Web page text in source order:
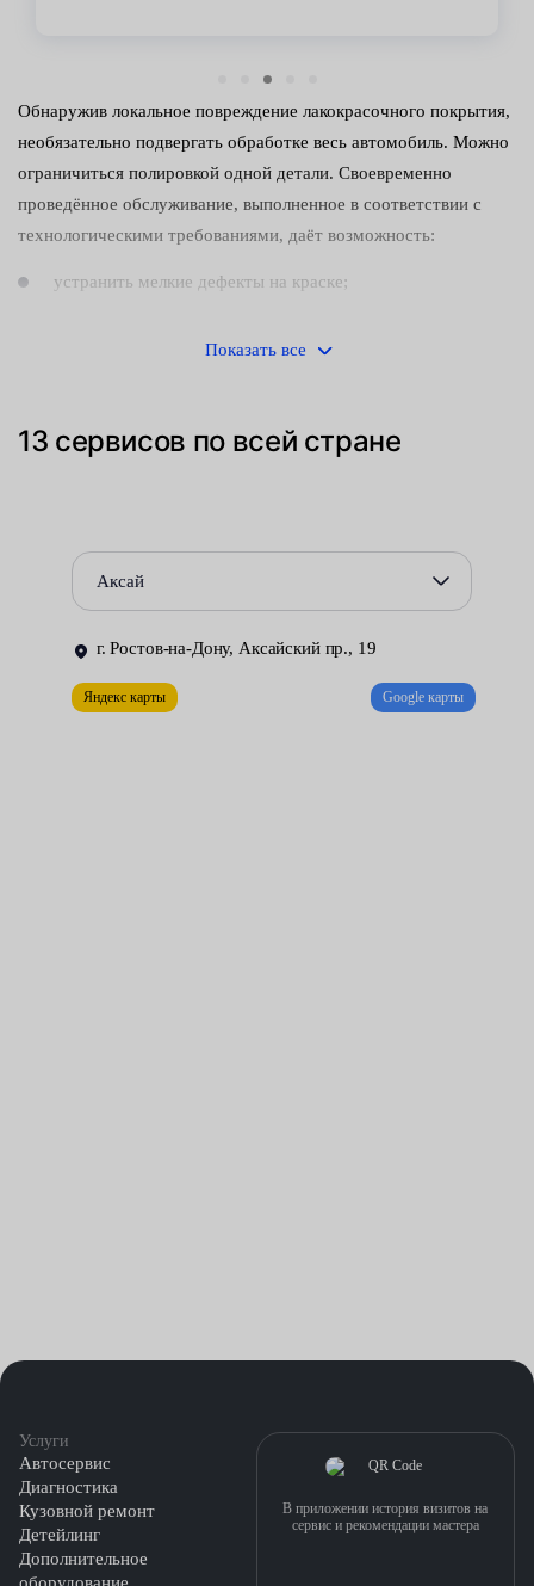
Обнаружив локальное повреждение лакокрасочного покрытия,
необязательно подвергать обработке весь автомобиль. Можно
ограничиться полировкой одной детали. Своевременно
проведённое обслуживание, выполненное в соответствии с
технологическими требованиями, даёт возможность:
устранить мелкие дефекты на краске;
Это неоднократно подтверждено на практике.
используются те же инструменты и полирующие составы.
Однако такая работа требует малого количества расходных
материалов, занимает меньше времени и стоит дешевле.
Всё, что нужно для достижения желаемого результата –
Показать все
13 сервисов по всей стране
Аксай
г. Ростов-на-Дону, Аксайский пр., 19
Яндекс карты Google карты
Услуги
Автосервис
Диагностика
Кузовной ремонт
Детейлинг
Дополнительное
В приложении история визитов на
сервис и рекомендации мастера